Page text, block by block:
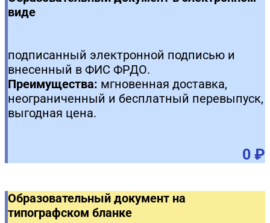
виде
подписанный электронной подписью и
внесенный в ФИС ФРДО.
Преимущества: мгновенная доставка,
неограниченный и бесплатный перевыпуск,
выгодная цена.
0 ₽
Образовательный документ на
типографском бланке